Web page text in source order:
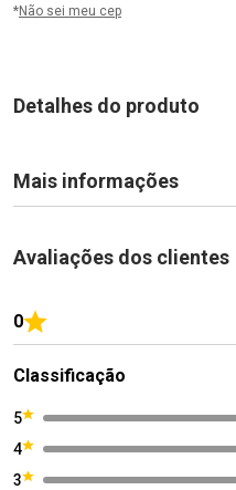
*Não sei meu cep
Detalhes do produto
Mais informações
Avaliações dos clientes
0
Classificação
5
4
3